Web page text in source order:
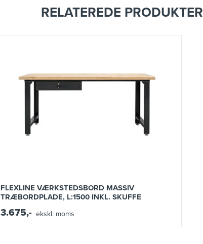
RELATEREDE PRODUKTER
FLEXLINE VÆRKSTEDSBORD MASSIV
TRÆBORDPLADE, L:1500 INKL. SKUFFE
3.675,- ekskl. moms